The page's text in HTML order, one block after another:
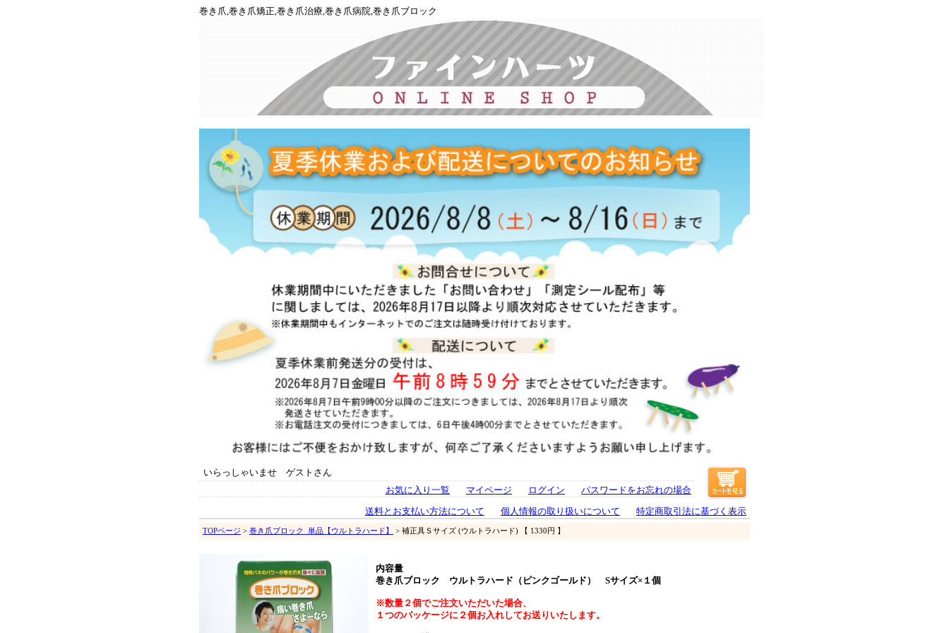
巻き爪,巻き爪矯正,巻き爪治療,巻き爪病院,巻き爪ブロック
いらっしゃいませ ゲストさん
お気に入り一覧
マイページ ログイン パスワードをお忘れの場合
送料とお支払い方法について 個人情報の取り扱いについて 特定商取引法に基づく表示
TOPページ > 巻き爪ブロック_単品【ウルトラハード】 > 補正具Ｓサイズ (ウルトラハード) 【 1330円 】
内容量
巻き爪ブロック ウルトラハード（ピンクゴールド） Sサイズ×１個
※数量２個でご注文いただいた場合、
１つのパッケージに２個お入れしてお送りいたします。